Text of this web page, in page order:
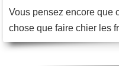
Vous pensez encore que
chose que faire chier les